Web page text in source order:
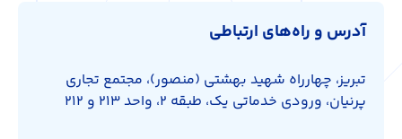
آدرس و راه‌های ارتباطی
تبریز، چهارراه شهید بهشتی (منصور)، مجتمع تجاری
پرنیان، ورودی خدماتی یک، طبقه 2، واحد 213 و 212